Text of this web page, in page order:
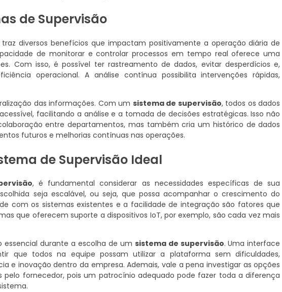
de Supervisão
traz diversos benefícios que impactam positivamente a operação diária de
de monitorar e controlar processos em tempo real oferece uma
Com isso, é possível ter rastreamento de dados, evitar desperdícios e,
operacional. A análise contínua possibilita intervenções rápidas,
das informações. Com um sistema de supervisão, todos os dados
facilitando a análise e a tomada de decisões estratégicas. Isso não
entre departamentos, mas também cria um histórico de dados
futuros e melhorias contínuas nas operações.
de Supervisão Ideal
, é fundamental considerar as necessidades específicas de sua
seja escalável, ou seja, que possa acompanhar o crescimento do
com os sistemas existentes e a facilidade de integração são fatores que
que oferecem suporte a dispositivos IoT, por exemplo, são cada vez mais
durante a escolha de um sistema de supervisão. Uma interface
que todos na equipe possam utilizar a plataforma sem dificuldades,
e inovação dentro da empresa. Ademais, vale a pena investigar as opções
fornecedor, pois um patrocínio adequado pode fazer toda a diferença